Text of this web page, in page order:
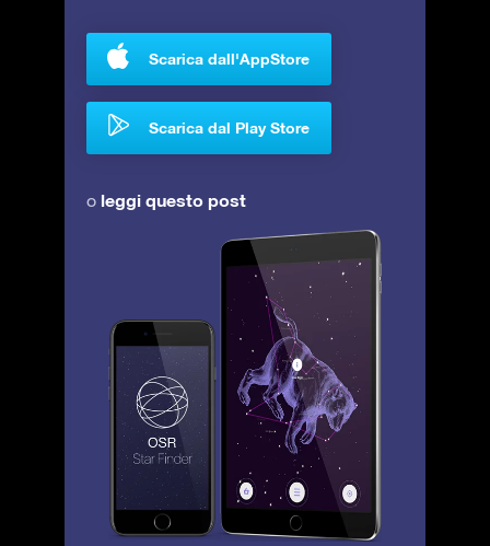
Scarica dall'AppStore
Scarica dal Play Store
o leggi questo post